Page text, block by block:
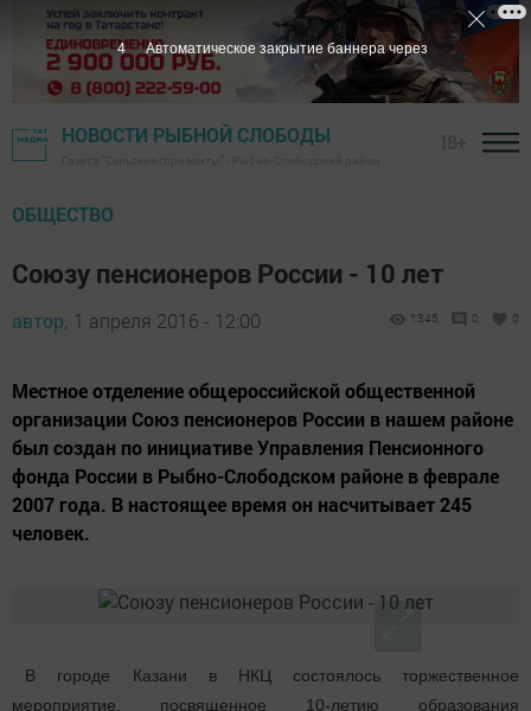
НОВОСТИ РЫБНОЙ СЛОБОДЫ
ОБЩЕСТВО
Союзу пенсионеров России - 10 лет
автор, 1 апреля 2016 - 12:00 1345 0 0
Местное отделение общероссийской общественной
организации Союз пенсионеров России в нашем районе
был создан по инициативе Управления Пенсионного
фонда России в Рыбно-Слободском районе в феврале
2007 года. В настоящее время он насчитывает 245
человек.
В городе Казани в НКЦ состоялось торжественное
мероприятие, посвященное 10-летию образования
3 Автоматическое закрытие баннера через